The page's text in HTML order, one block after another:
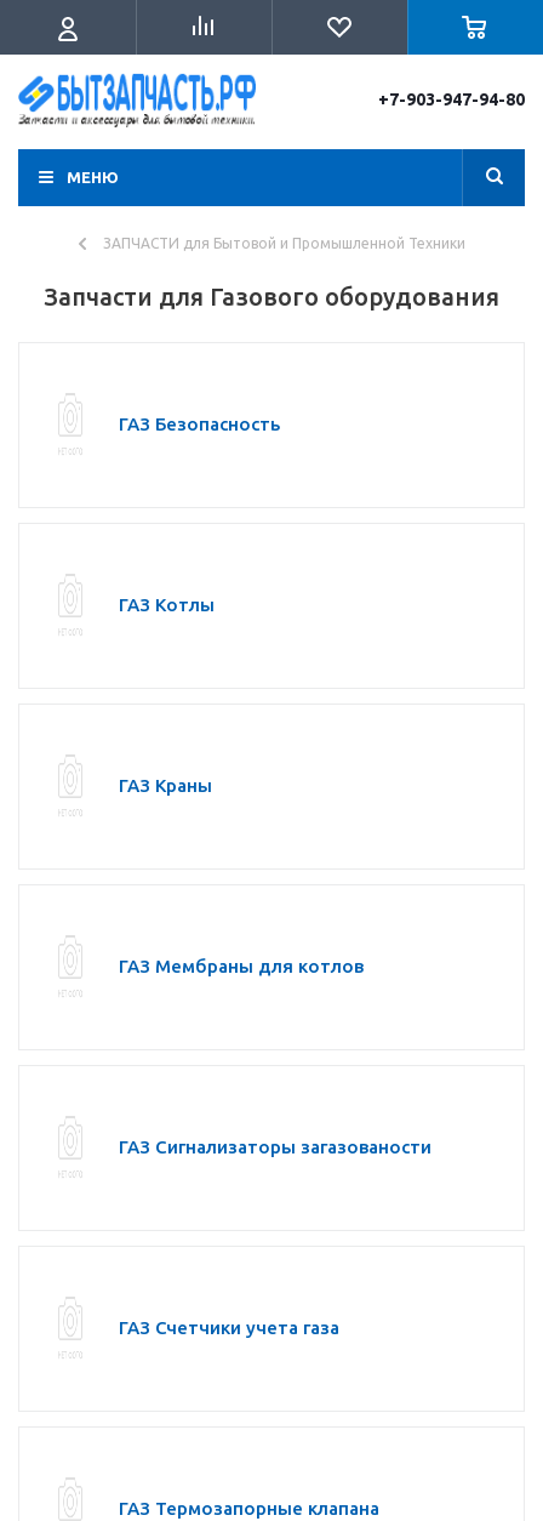
+7-903-947-94-80
МЕНЮ
ЗАПЧАСТИ для Бытовой и Промышленной Техники
Запчасти для Газового оборудования
ГАЗ Безопасность
ГАЗ Котлы
ГАЗ Краны
ГАЗ Мембраны для котлов
ГАЗ Сигнализаторы загазованости
ГАЗ Счетчики учета газа
ГАЗ Термозапорные клапана